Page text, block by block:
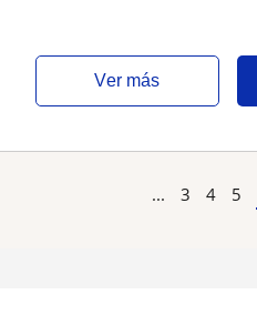
ver más
... 3 4 5